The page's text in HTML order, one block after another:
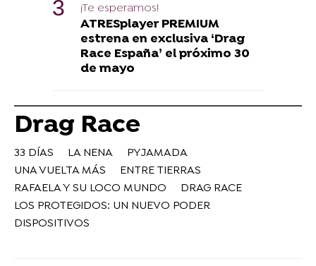
¡Te esperamos!
ATRESplayer PREMIUM
estrena en exclusiva ‘Drag
Race España’ el próximo 30
de mayo
Drag Race
33 DÍAS LA NENA
PYJAMADA
UNA VUELTA MÁS
ENTRE TIERRAS
RAFAELA Y SU LOCO MUNDO
DRAG RACE
LOS PROTEGIDOS: UN NUEVO PODER
DISPOSITIVOS